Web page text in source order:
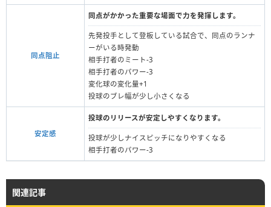
同点阻止
同点がかかった重要な場面で力を発揮します。
先発投手として登板している試合で、同点のランナ
ーがいる時発動
相手打者のミート‐3
相手打者のパワー-3
変化球の変化量+1
投球のブレ幅が少し小さくなる
安定感
投球のリリースが安定しやすくなります。
投球が少しナイスピッチになりやすくなる
相手打者のパワー-3
関連記事